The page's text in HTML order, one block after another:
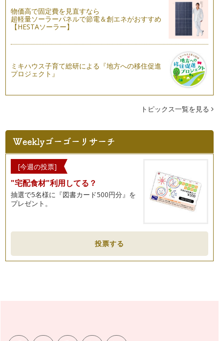
ブランディングで成功するには、無駄な時間をなくす。
「自分ブランディング」で成功したい人は、まず最初に１つの
あなたはママブランドを活用しますか？②
「ママ」と一口にいっても、沢山の呼び名がありますね。例え
ば、ワーキングマザー、専業主婦、ギ…
自分ブランドとは、一言で言うと、「人から見られている自分
物価高で固定費を見直すなら
超軽量ソーラーパネルで節電＆創エネがおすすめ
【HESTAソーラー】
ミキハウス子育て総研による『地方への移住促進
プロジェクト』
トピックス一覧を見る
[今週の投票]
"宅配食材"利用してる？
抽選で5名様に『図書カード500円分』を
プレゼント。
投票する